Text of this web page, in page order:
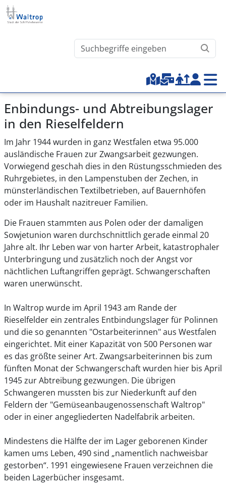
Direkt zum Inhalt
Waltrop.de durchsuchen
Top-Menu
Enbindungs- und Abtreibungslager
in den Rieselfeldern
Im Jahr 1944 wurden in ganz Westfalen etwa 95.000
ausländische Frauen zur Zwangsarbeit gezwungen.
Vorwiegend geschah dies in den Rüstungsschmieden des
Ruhrgebietes, in den Lampenstuben der Zechen, in
münsterländischen Textilbetrieben, auf Bauernhöfen
oder im Haushalt nazitreuer Familien.
Die Frauen stammten aus Polen oder der damaligen
Sowjetunion waren durchschnittlich gerade einmal 20
Jahre alt. Ihr Leben war von harter Arbeit, katastrophaler
Unterbringung und zusätzlich noch der Angst vor
nächtlichen Luftangriffen geprägt. Schwangerschaften
waren unerwünscht.
In Waltrop wurde im April 1943 am Rande der
Rieselfelder ein zentrales Entbindungslager für Polinnen
und die so genannten "Ostarbeiterinnen" aus Westfalen
eingerichtet. Mit einer Kapazität von 500 Personen war
es das größte seiner Art. Zwangsarbeiterinnen bis zum
fünften Monat der Schwangerschaft wurden hier bis April
1945 zur Abtreibung gezwungen. Die übrigen
Schwangeren mussten bis zur Niederkunft auf den
Feldern der "Gemüseanbaugenossenschaft Waltrop"
oder in einer angegliederten Nadelfabrik arbeiten.
Mindestens die Hälfte der im Lager geborenen Kinder
kamen ums Leben, 490 sind „namentlich nachweisbar
gestorben“. 1991 eingewiesene Frauen verzeichnen die
beiden Lagerbücher insgesamt.